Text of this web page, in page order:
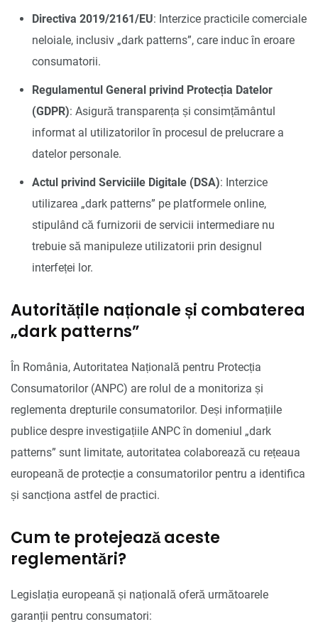
Directiva 2019/2161/EU: Interzice practicile comerciale
neloiale, inclusiv „dark patterns”, care induc în eroare
consumatorii.
Regulamentul General privind Protecția Datelor
(GDPR): Asigură transparența și consimțământul
informat al utilizatorilor în procesul de prelucrare a
datelor personale.
Actul privind Serviciile Digitale (DSA): Interzice
utilizarea „dark patterns” pe platformele online,
stipulând că furnizorii de servicii intermediare nu
trebuie să manipuleze utilizatorii prin designul
interfeței lor.
Autoritățile naționale și combaterea
„dark patterns”
În România, Autoritatea Națională pentru Protecția
Consumatorilor (ANPC) are rolul de a monitoriza și
reglementa drepturile consumatorilor. Deși informațiile
publice despre investigațiile ANPC în domeniul „dark
patterns” sunt limitate, autoritatea colaborează cu rețeaua
europeană de protecție a consumatorilor pentru a identifica
și sancționa astfel de practici.
Cum te protejează aceste
reglementări?
Legislația europeană și națională oferă următoarele
garanții pentru consumatori: